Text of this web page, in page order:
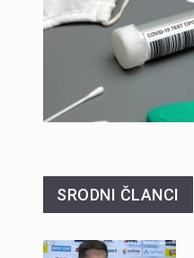
SRODNI ČLANCI